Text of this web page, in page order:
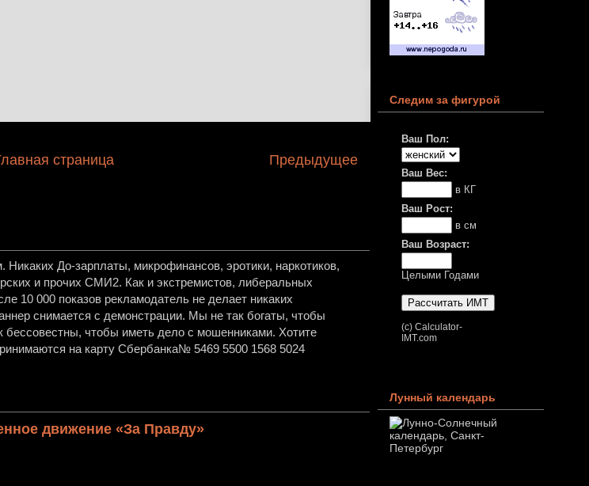
Предыдущее
страница
До-зарплаты, микрофинансов, эротики, наркотиков,
и прочих СМИ2. Как и экстремистов, либеральных
10 000 показов рекламодатель не делает никаких
снимается с демонстрации. Мы не так богаты, чтобы
бессовестны, чтобы иметь дело с мошенниками. Хотите
на карту Сбербанка№ 5469 5500 1568 5024
движение «За Правду»
Следим за фигурой
Ваш Пол:
Ваш Вес:
в КГ
Ваш Рост:
в см
Ваш Возраст:
Целыми Годами
(c) Calculator-
IMT.com
Лунный календарь